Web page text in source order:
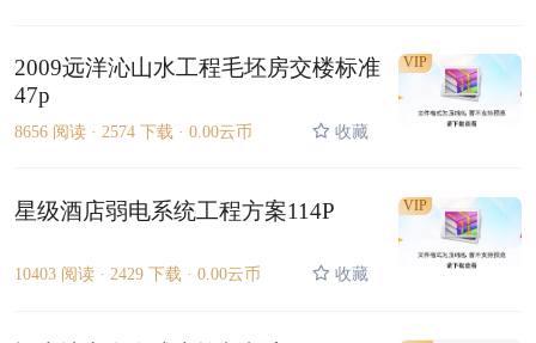
2009远洋沁山水工程毛坯房交楼标准
47p
8656 阅读 · 2574 下载 · 0.00云币 收藏
VIP
星级酒店弱电系统工程方案114P
10403 阅读 · 2429 下载 · 0.00云币 收藏
VIP